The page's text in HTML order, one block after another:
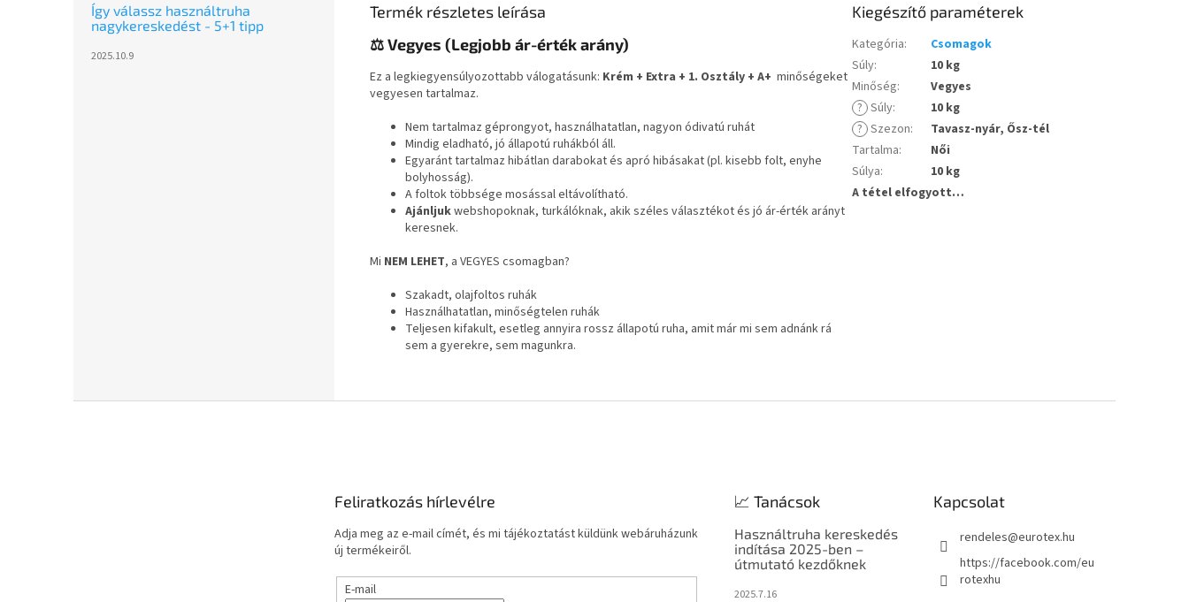
Így válassz használtruha
nagykereskedést - 5+1 tipp
2025.10.9
Termék részletes leírása
⚖️ Vegyes (Legjobb ár-érték arány)
Ez a legkiegyensúlyozottabb válogatásunk: Krém + Extra + 1. Osztály + A+ minőségeket
vegyesen tartalmaz.
Nem tartalmaz géprongyot, használhatatlan, nagyon ódivatú ruhát
Mindig eladható, jó állapotú ruhákból áll.
Egyaránt tartalmaz hibátlan darabokat és apró hibásakat (pl. kisebb folt, enyhe
bolyhosság).
A foltok többsége mosással eltávolítható.
Ajánljukwebshopoknak, turkálóknak, akik széles választékot és jó ár-érték arányt
keresnek.
Mi NEM LEHET, a VEGYES csomagban?
Szakadt, olajfoltos ruhák
Használhatatlan, minőségtelen ruhák
Teljesen kifakult, esetleg annyira rossz állapotú ruha, amit már mi sem adnánk rá
sem a gyerekre, sem magunkra.
Kiegészítő paraméterek
Kategória:
Csomagok
Súly:
10 kg
Minőség:
Vegyes
? Súly:
10 kg
? Szezon:
Tavasz-nyár, Ősz-tél
Tartalma:
Női
Súlya:
10 kg
A tétel elfogyott…
Feliratkozás hírlevélre
Adja meg az e-mail címét, és mi tájékoztatást küldünk webáruházunk
új termékeiről.
E-mail
📈 Tanácsok
Használtruha kereskedés
indítása 2025-ben –
útmutató kezdőknek
2025.7.16
Kapcsolat
rendeles@eurotex.hu
https://facebook.com/eu
rotexhu